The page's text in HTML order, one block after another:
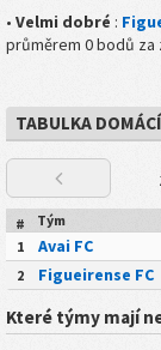
• Velmi dobré :
průměrem 0 bodů za
TABULKA DOMÁCÍ
# Tým
1
Avai FC
2 Figueirense FC
Které týmy mají